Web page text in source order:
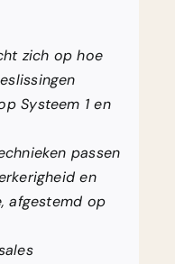
zich op hoe
Systeem 1 en
passen
en
afgestemd op